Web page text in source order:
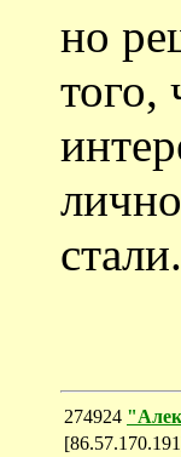
но
того,
274924